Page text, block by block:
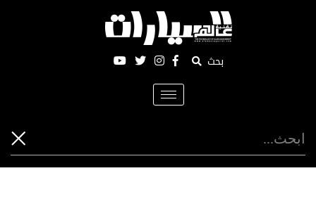
بحث
Toggle
navigation